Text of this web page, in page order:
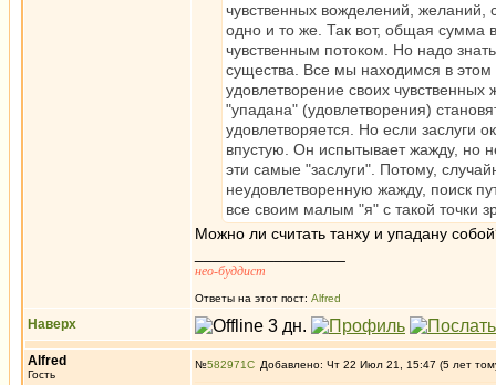
чувственных вожделений, желаний,
одно и то же. Так вот, общая сумма
чувственным потоком. Но надо
существа. Все мы находимся в этом
удовлетворение своих
"упадана" (удовлетворения)
удовлетворяется. Но если заслуги
впустую. Он испытывает жажду, но
эти самые "заслуги". Потому,
неудовлетворенную жажду, поиск
все своим малым "я" с такой точки
Можно ли считать танху и упадану
нео-буддист
Ответы на этот пост: Alfred
Наверх
Alfred
Гость
№582971 Добавлено: Чт 22 Июл 21, 15:47 (5 лет